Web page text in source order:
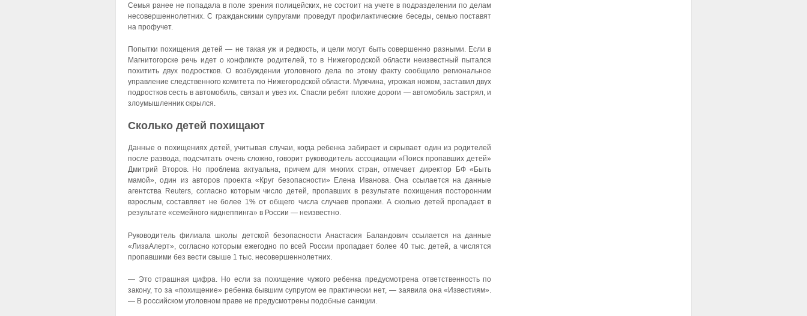
Семья ранее не попадала в поле зрения полицейских, не состоит на учете в подразделении по делам
несовершеннолетних. С гражданскими супругами проведут профилактические беседы, семью поставят
на профучет.
Попытки похищения детей — не такая уж и редкость, и цели могут быть совершенно разными. Если в
Магнитогорске речь идет о конфликте родителей, то в Нижегородской области неизвестный пытался
похитить двух подростков. О возбуждении уголовного дела по этому факту сообщило региональное
управление следственного комитета по Нижегородской области. Мужчина, угрожая ножом, заставил двух
подростков сесть в автомобиль, связал и увез их. Спасли ребят плохие дороги — автомобиль застрял, и
злоумышленник скрылся.
Сколько детей похищают
Данные о похищениях детей, учитывая случаи, когда ребенка забирает и скрывает один из родителей
после развода, подсчитать очень сложно, говорит руководитель ассоциации «Поиск пропавших детей»
Дмитрий Второв. Но проблема актуальна, причем для многих стран, отмечает директор БФ «Быть
мамой», один из авторов проекта «Круг безопасности» Елена Иванова. Она ссылается на данные
агентства Reuters, согласно которым число детей, пропавших в результате похищения посторонним
взрослым, составляет не более 1% от общего числа случаев пропажи. А сколько детей пропадает в
результате «семейного киднеппинга» в России — неизвестно.
Руководитель филиала школы детской безопасности Анастасия Баландович ссылается на данные
«ЛизаАлерт», согласно которым ежегодно по всей России пропадает более 40 тыс. детей, а числятся
пропавшими без вести свыше 1 тыс. несовершеннолетних.
— Это страшная цифра. Но если за похищение чужого ребенка предусмотрена ответственность по
закону, то за «похищение» ребенка бывшим супругом ее практически нет, — заявила она «Известиям».
— В российском уголовном праве не предусмотрены подобные санкции.